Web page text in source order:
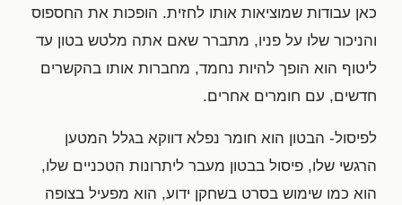
כאן עבודות שמוציאות אותו לחזית. הופכות את החספוס
והניכור שלו על פניו, מתברר שאם אתה מלטש בטון עד
ליטוף הוא הופך להיות נחמד, מחברות אותו בהקשרים
חדשים, עם חומרים אחרים.
לפיסול- הבטון הוא חומר נפלא דווקא בגלל המטען
הרגשי שלו, פיסול בבטון מעבר ליתרונות הטכניים שלו,
הוא כמו שימוש בסרט בשחקן ידוע, הוא מפעיל בצופה